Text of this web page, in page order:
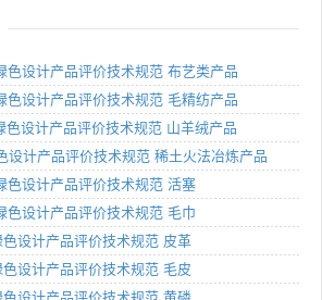
色设计产品评价技术规范 布艺类产品
色设计产品评价技术规范 毛精纺产品
色设计产品评价技术规范 山羊绒产品
设计产品评价技术规范 稀土火法冶炼产品
色设计产品评价技术规范 活塞
色设计产品评价技术规范 毛巾
设计产品评价技术规范 皮革
设计产品评价技术规范 毛皮